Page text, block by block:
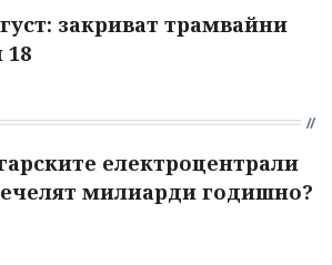
закриват трамвайни
18
електроцентрали
милиарди годишно?